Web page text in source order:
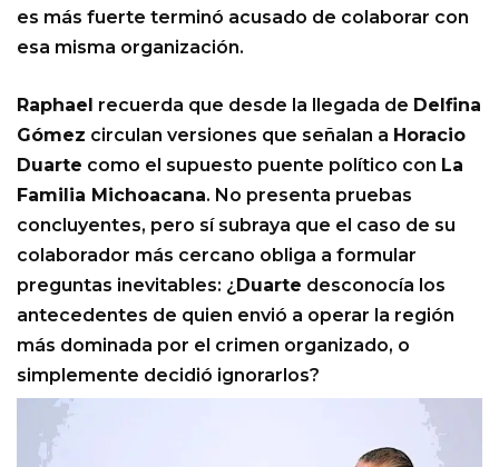
es más fuerte terminó acusado de colaborar con
esa misma organización.
Raphael recuerda que desde la llegada de Delfina
Gómez circulan versiones que señalan a Horacio
Duarte como el supuesto puente político con La
Familia Michoacana. No presenta pruebas
concluyentes, pero sí subraya que el caso de su
colaborador más cercano obliga a formular
preguntas inevitables: ¿ Duarte desconocía los
antecedentes de quien envió a operar la región
más dominada por el crimen organizado, o
simplemente decidió ignorarlos?